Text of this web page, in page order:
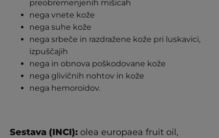
preobremenjenih mišicah
nega vnete kože
nega suhe kože
nega srbeče in razdražene kože pri luskavici,
izpuščajih
nega in obnova poškodovane kože
nega glivičnih nohtov in kože
nega hemoroidov.
Sestava (INCI): olea europaea fruit oil,